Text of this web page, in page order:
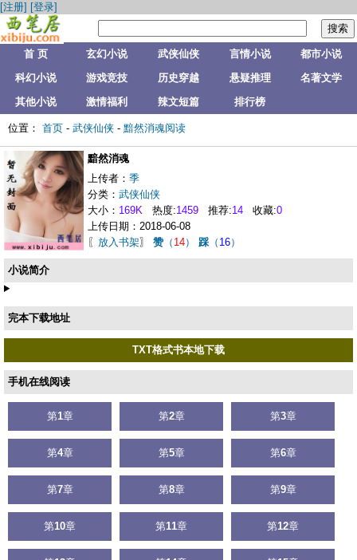
[注册] [登录]
首 页 玄幻小说 武侠仙侠 言情小说
都市小说
科幻小说
游戏竞技 历史穿越 悬疑推理
名著文学
其他小说
激情福利 辣文短篇 排行榜
位置： 首页 - 武侠仙侠 - 黯然消魂阅读
黯然消魂
上传者： 季
分类： 武侠仙侠
大小： 169K 热度:1459 推荐:14 收藏:0
上传日期：2018-06-08
〖 放入书架〗 赞 （ 14） 踩（ 16）
小说简介
完本下载地址
TXT格式书本地下载
手机在线阅读
第1章 第2章 第3章
第4章 第5章 第6章
第7章 第8章 第9章
第10章 第11章 第12章